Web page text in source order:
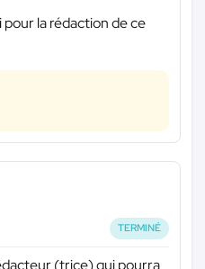
la rédaction de ce
TERMINÉ
(trice) qui pourra